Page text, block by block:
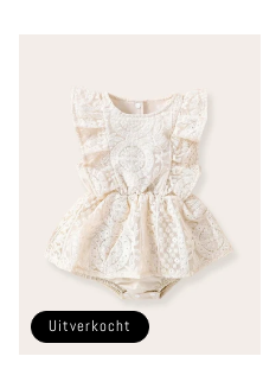
Uitverkocht